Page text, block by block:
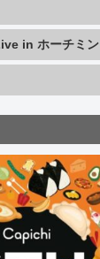
in ホーチミン